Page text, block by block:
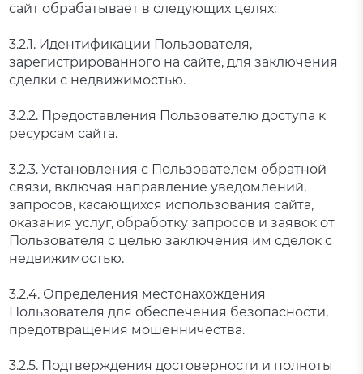
сайт обрабатывает в следующих целях:
3.2.1. Идентификации Пользователя,
зарегистрированного на сайте, для заключения
сделки с недвижимостью.
3.2.2. Предоставления Пользователю доступа к
ресурсам сайта.
3.2.3. Установления с Пользователем обратной
связи, включая направление уведомлений,
запросов, касающихся использования сайта,
оказания услуг, обработку запросов и заявок от
Пользователя с целью заключения им сделок с
недвижимостью.
3.2.4. Определения местонахождения
Пользователя для обеспечения безопасности,
предотвращения мошенничества.
3.2.5. Подтверждения достоверности и полноты